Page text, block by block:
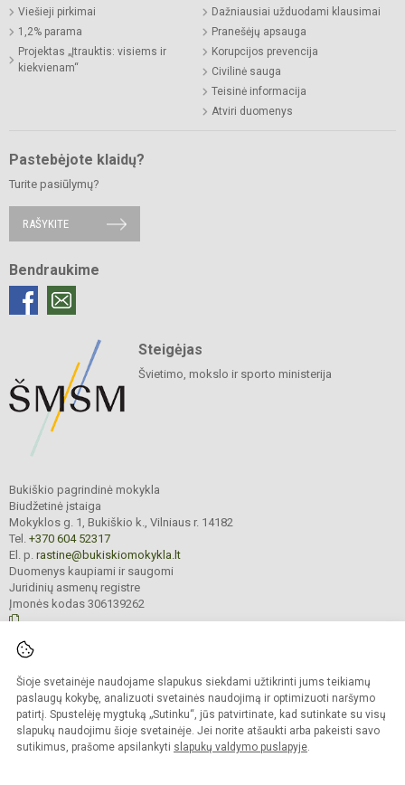
Šioje svetainėje naudojame slapukus siekdami užtikrinti jums teikiamų
paslaugų kokybę, analizuoti svetainės naudojimą ir optimizuoti naršymo
patirtį. Spustelėję mygtuką „Sutinku“, jūs patvirtinate, kad sutinkate su visų
slapukų naudojimu šioje svetainėje. Jei norite atšaukti arba pakeisti savo
sutikimus, prašome apsilankyti slapukų valdymo puslapyje.
Viešieji pirkimai
1,2% parama
Projektas „Įtrauktis: visiems ir
kiekvienam“
Dažniausiai užduodami klausimai
Pranešėjų apsauga
Korupcijos prevencija
Civilinė sauga
Teisinė informacija
Atviri duomenys
Pastebėjote klaidų?
Turite pasiūlymų?
RAŠYKITE
Bendraukime
Steigėjas
Švietimo, mokslo ir sporto ministerija
Bukiškio pagrindinė mokykla
Biudžetinė įstaiga
Mokyklos g. 1, Bukiškio k., Vilniaus r. 14182
Tel. +370 604 52317
El. p. rastine@bukiskiomokykla.lt
Duomenys kaupiami ir saugomi
Juridinių asmenų registre
Įmonės kodas 306139262
Kopijuoti turinį be raštiško Bukiškio pagrindinės mokyklos administracijos
sutikimo griežtai draudžiama.
Prieinamumo paraiška Slapukų valdymas
Sumanus būdas atnaujinti